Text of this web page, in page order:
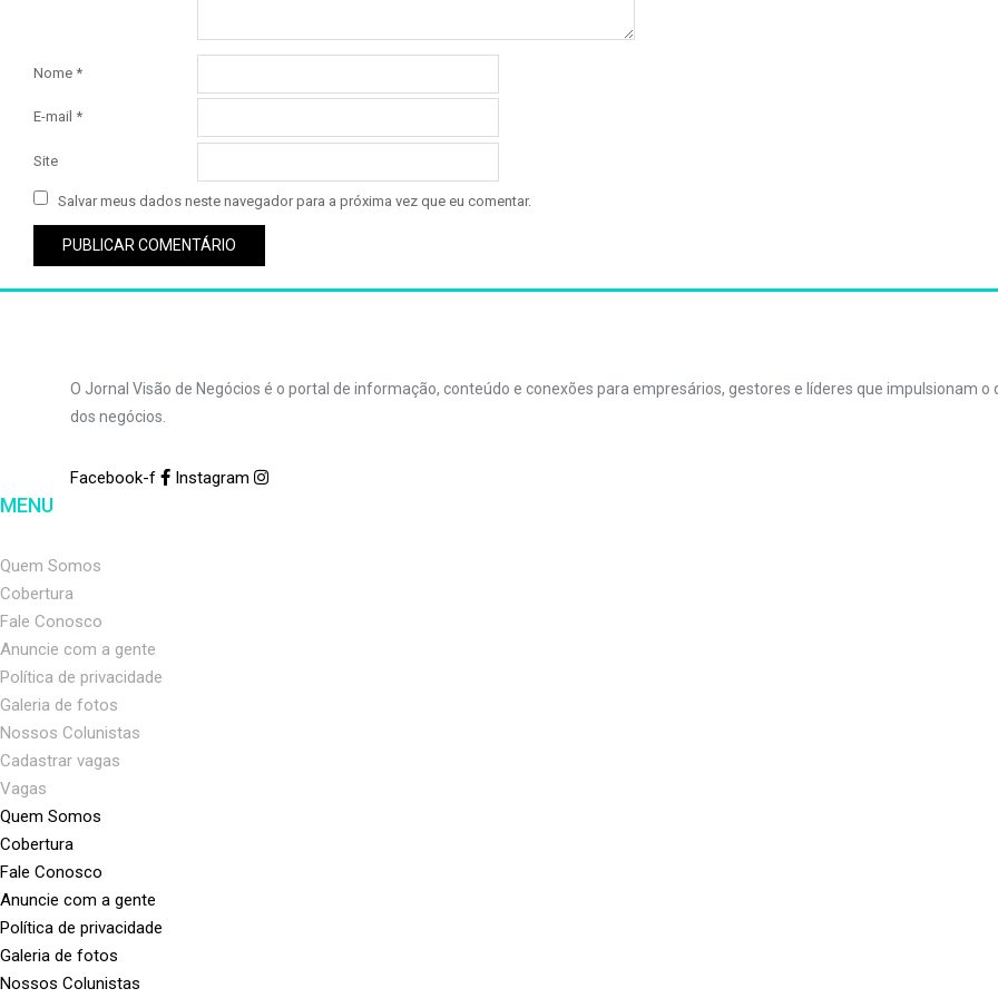
Nome *
E-mail *
Site
Salvar meus dados neste navegador para a próxima vez que eu comentar.
O Jornal Visão de Negócios é o portal de informação, conteúdo e conexões para empresários, gestores e líderes que impulsionam o
dos negócios.
Facebook-f Instagram
MENU
Quem Somos
Cobertura
Fale Conosco
Anuncie com a gente
Política de privacidade
Galeria de fotos
Nossos Colunistas
Cadastrar vagas
Vagas
Quem Somos
Cobertura
Fale Conosco
Anuncie com a gente
Política de privacidade
Galeria de fotos
Nossos Colunistas